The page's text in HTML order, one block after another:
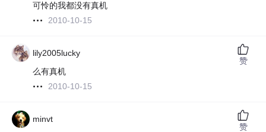
可怜的我都没有真机
2010-10-15
lily2005lucky
么有真机
2010-10-15
赞
minvt
赞